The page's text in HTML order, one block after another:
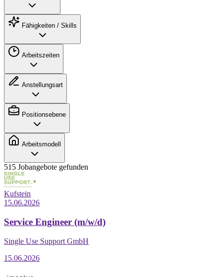
Fähigkeiten / Skills
Arbeitszeiten
Anstellungsart
Positionsebene
Arbeitsmodell
515 Jobangebote gefunden
Kufstein
15.06.2026
Service Engineer (m/w/d)
Single Use Support GmbH
15.06.2026